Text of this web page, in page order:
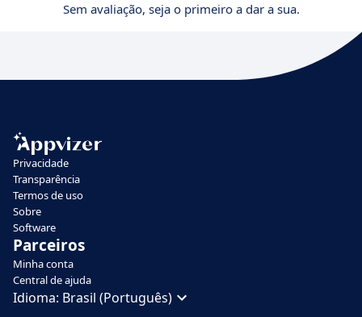
Sem avaliação, seja o primeiro a dar a sua.
Privacidade
Transparência
Termos de uso
Sobre
Software
Parceiros
Minha conta
Central de ajuda
Idioma: Brasil (Português)